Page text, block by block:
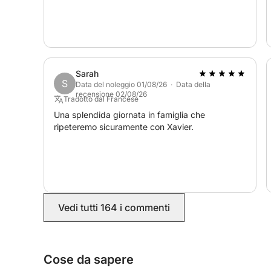
S
Sarah
Data del noleggio 01/08/26 · Data della
recensione 02/08/26
Tradotto dal Francese
Una splendida giornata in famiglia che
ripeteremo sicuramente con Xavier.
Vedi tutti 164 i commenti
Cose da sapere